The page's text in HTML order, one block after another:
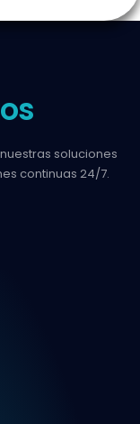
soluciones
continuas 24/7.